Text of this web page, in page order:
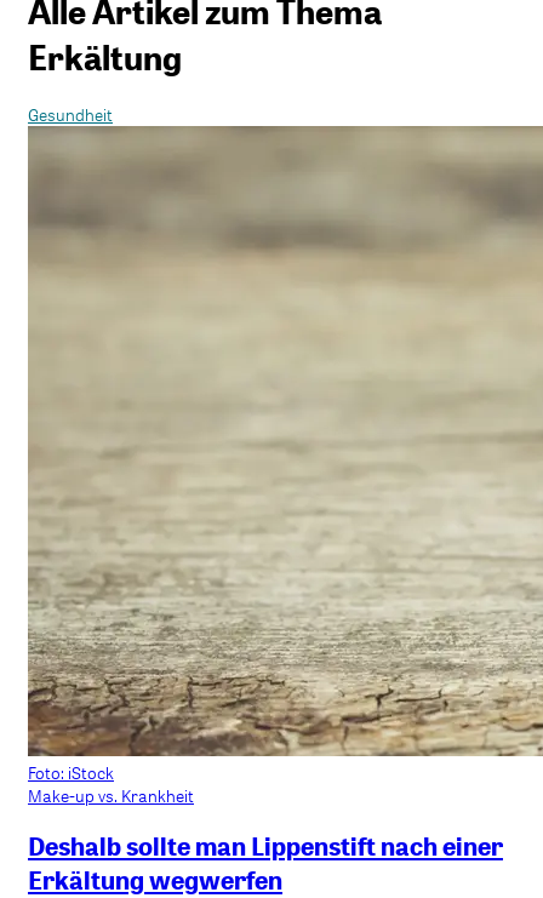
Alle Artikel zum Thema
Erkältung
Gesundheit
Foto: iStock
Make-up vs. Krankheit
Deshalb sollte man Lippenstift nach einer
Erkältung wegwerfen